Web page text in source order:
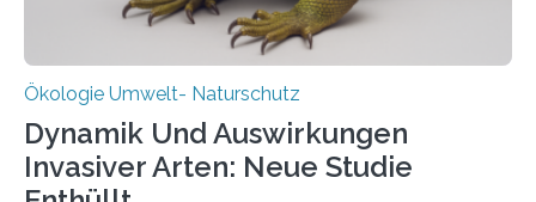
Ökologie Umwelt- Naturschutz
Dynamik Und Auswirkungen
Invasiver Arten: Neue Studie